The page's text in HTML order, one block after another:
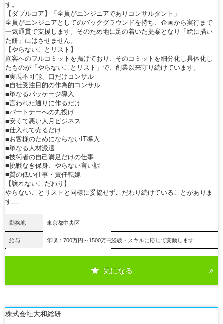
す。
【ダブルコア】「全員がエンジニアでありコンサルタント」
全員がエンジニアとしてのバックグラウンドを持ち、企画から実行まで
一気通貫で支援します。そのため地に足の着いた提案となり「絵に描い
た餅」にはさせません。
【やらないことリスト】
顧客へのフルコミットを掲げており、そのコミットを細分化し具体化し
たものが「やらないことリスト」で、創業以来守り続けています。
■実現不可能、口だけコンサル
■自社受注目的の作為的コンサル
■単なるパッケージ導入
■言われた通りに作るだけ
■パートナーへの丸投げ
■安くて悪い人月ビジネス
■仕入れて売るだけ
■お客様のためにならないIT導入
■単なる人材派遣
■技術者の自己満足だけの仕事
■挑戦なき保身、やらない言い訳
■質の低い仕事・責任転嫁
【譲れないこだわり】
やらないことリストと同様に妥協せずこだわり続けていることがありま
す…
勤務地 東京都中央区
給与 年収：700万円～1500万円経験・スキルに応じて変動します
気になる
株式会社大和総研